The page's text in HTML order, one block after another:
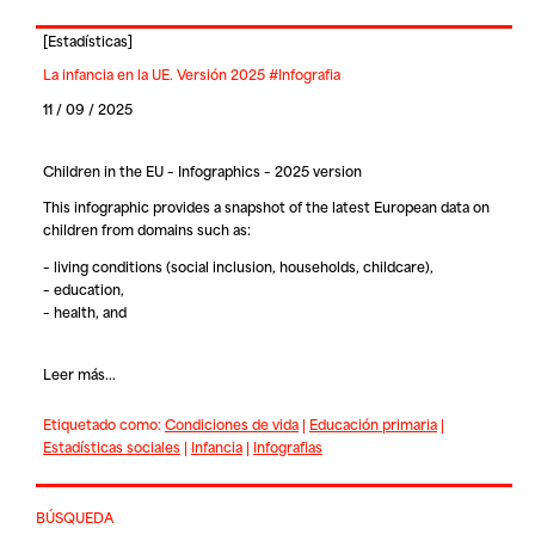
[Estadísticas]
La infancia en la UE. Versión 2025 #Infografia
11 / 09 / 2025
Children in the EU – Infographics – 2025 version
This infographic provides a snapshot of the latest European data on
children from domains such as:
– living conditions (social inclusion, households, childcare),
– education,
– health, and
Leer más...
Etiquetado como:Condiciones de vida| Educación primaria|
Estadísticas sociales| Infancia| Infografias
BÚSQUEDA